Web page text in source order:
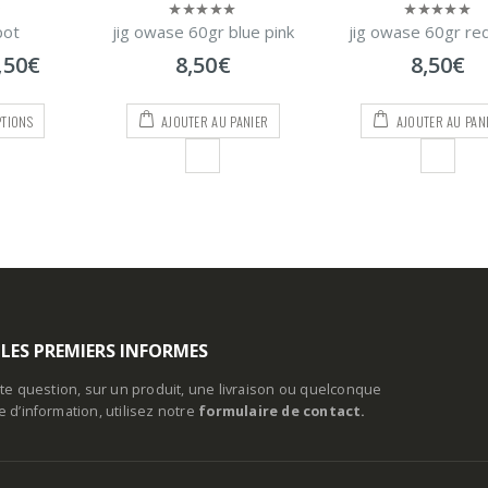
pink
0
jig owase 60gr red gold
8,50€
AJOUTER AU PANIER
0
Gomame
4,00€
CHOIX DES
PREMIERS INFORMES
question, sur un produit, une livraison ou quelconque
d’information, utilisez notre formulaire de contact.